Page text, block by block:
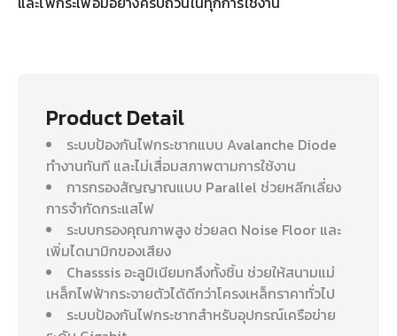
Product Detail
ระบบป้องกันไฟกระชากแบบ Avalanche Diode
ทำงานทันที และไม่เสื่อมสภาพตามการใช้งาน
การกรองสัญญาณแบบ Parallel ช่วยหลีกเลี่ยง
การจำกัดกระแสไฟ
ระบบกรองคุณภาพสูง ช่วยลด Noise Floor และ
เพิ่มไดนามิกของเสียง
Chasssis อะลูมิเนียมกลึงทั้งชิ้น ช่วยให้สนามแม่
เหล็กไฟฟ้ากระจายตัวได้ดีกว่าโครงเหล็กราคาทั่วไป
ระบบป้องกันไฟกระชากสำหรับอุปกรณ์เครือข่าย